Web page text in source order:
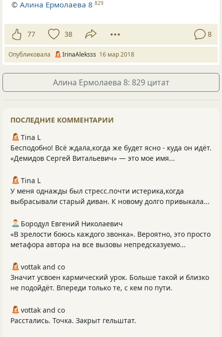
©Алина Ермолаева 8 829
77 38 8
Опубликовала IrinaAleksss 16 мар 2018
Алина Ермолаева 8: 829 цитат
ПОСЛЕДНИЕ КОММЕНТАРИИ
Tina L
Бесподобно! Всё ждала,когда же будет ясно - куда он идёт.
«Демидов Сергей Витальевич» — это мое имя...
Tina L
У меня однажды был стресс.почти истерика,когда
выбрасывали старый диван. К новому долго привыкала...
Бородул Евгений Николаевич
«В зрелости боюсь каждого звонка». Вероятно, это просто
метафора автора на все вызовы непредсказуемо...
vottak and co
Значит усвоен кармический урок. Больше такой и близко
не подойдёт. Впереди только те, с кем по пути.
vottak and co
Расстались. Точка. Закрыт гельштат.